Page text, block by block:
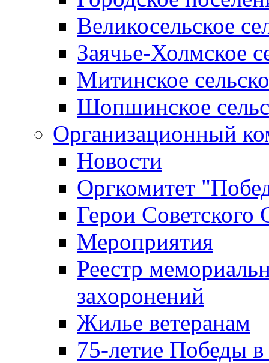
Великосельское
Заячье-Холмское
Митинское
Шопшинское
Организационный
Новости
Оргкомитет
Герои Советского
Мероприятия
Реестр
захоронений
Жилье ветеранам
75-летие Победы